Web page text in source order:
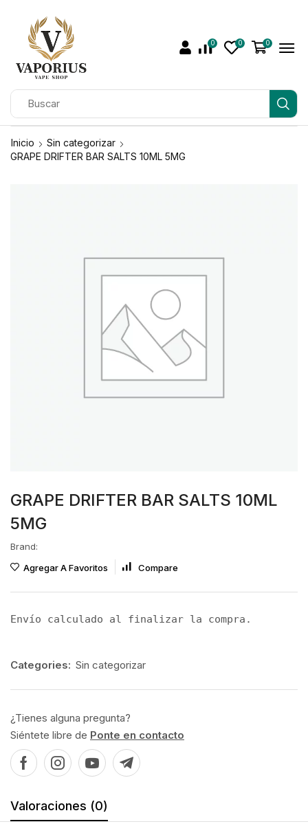
0 0 0
Inicio
Sin categorizar
GRAPE DRIFTER BAR SALTS 10ML 5MG
GRAPE DRIFTER BAR SALTS 10ML
5MG
Brand:
Agregar A Favoritos
Compare
Envío calculado al finalizar la compra.
Categories: Sin categorizar
¿Tienes alguna pregunta?
Siéntete libre de Ponte en contacto
Valoraciones (0)